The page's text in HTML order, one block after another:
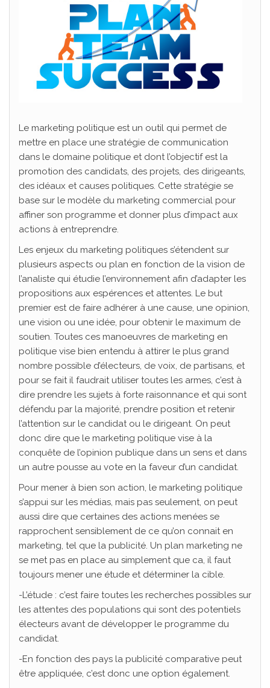
Le marketing politique est un outil qui permet de
mettre en place une stratégie de communication
dans le domaine politique et dont l’objectif est la
promotion des candidats, des projets, des dirigeants,
des idéaux et causes politiques. Cette stratégie se
base sur le modèle du marketing commercial pour
affiner son programme et donner plus d’impact aux
actions à entreprendre.
Les enjeux du marketing politiques s’étendent sur
plusieurs aspects ou plan en fonction de la vision de
l’analiste qui étudie l’environnement afin d’adapter les
propositions aux espérences et attentes. Le but
premier est de faire adhérer à une cause, une opinion,
une vision ou une idée, pour obtenir le maximum de
soutien. Toutes ces manoeuvres de marketing en
politique vise bien entendu à attirer le plus grand
nombre possible d’électeurs, de voix, de partisans, et
pour se fait il faudrait utiliser toutes les armes, c’est à
dire prendre les sujets à forte raisonnance et qui sont
défendu par la majorité, prendre position et retenir
l’attention sur le candidat ou le dirigeant. On peut
donc dire que le marketing politique vise à la
conquête de l’opinion publique dans un sens et dans
un autre pousse au vote en la faveur d’un candidat.
Pour mener à bien son action, le marketing politique
s’appui sur les médias, mais pas seulement, on peut
aussi dire que certaines des actions menées se
rapprochent sensiblement de ce qu’on connait en
marketing, tel que la publicité. Un plan marketing ne
se met pas en place au simplement que ca, il faut
toujours mener une étude et déterminer la cible.
-L’étude : c’est faire toutes les recherches possibles sur
les attentes des populations qui sont des potentiels
électeurs avant de développer le programme du
candidat.
-En fonction des pays la publicité comparative peut
être appliquée, c’est donc une option également.